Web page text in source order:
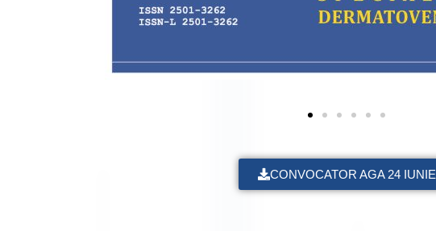
CONVOCATOR AGA 24 IUNIE